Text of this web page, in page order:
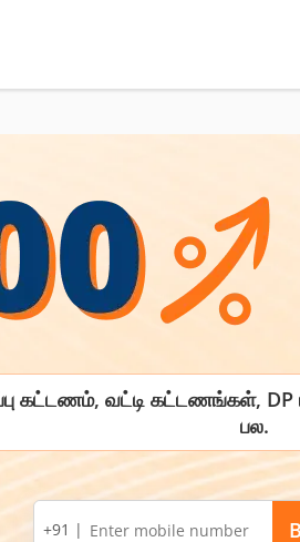
கட்டணம், வட்டி கட்டணங்கள்,
பல.
+91 |